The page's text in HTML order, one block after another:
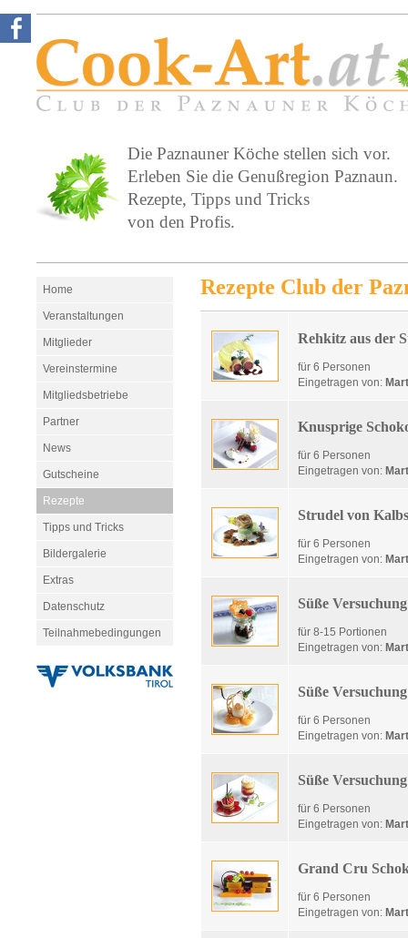
Die Paznauner Köche stellen sich vor.
Erleben Sie die Genußregion Paznaun.
Rezepte, Tipps und Tricks
von den Profis.
Home
Veranstaltungen
Mitglieder
Vereinstermine
Mitgliedsbetriebe
Partner
News
Gutscheine
Rezepte
Tipps und Tricks
Bildergalerie
Extras
Datenschutz
Teilnahmebedingungen
Rezepte Club der
Rehkitz aus der
für 6 Personen
Eingetragen von:
Knusprige
für 6 Personen
Eingetragen von:
Strudel von
für 6 Personen
Eingetragen von:
Süße
für 8-15 Portionen
Eingetragen von:
Süße
für 6 Personen
Eingetragen von:
Süße
für 6 Personen
Eingetragen von:
Grand Cru
für 6 Personen
Eingetragen von: